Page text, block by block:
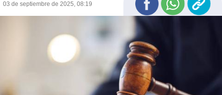
03 de septiembre de 2025, 08:19